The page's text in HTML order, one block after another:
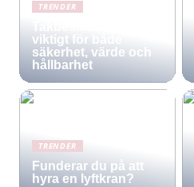
TRENDER
viktigt för både
säkerhet, värde och
hållbarhet
TRENDER
Funderar du på att
hyra en lyftkran?